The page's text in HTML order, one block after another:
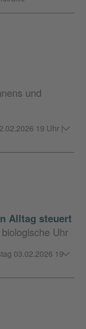
und
19 Uhr |
Alltag steuert
Uhr
03.02.2026 19